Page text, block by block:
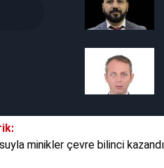
minikler çevre bilinci kazandı